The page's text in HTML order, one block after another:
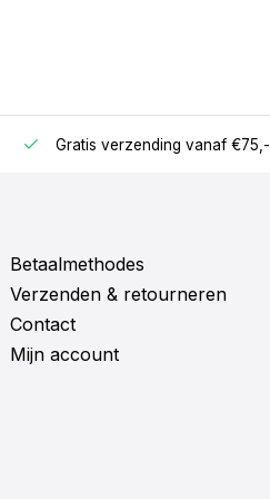
Gratis verzending vanaf €75,-
Betaalmethodes
Verzenden & retourneren
Contact
Mijn account